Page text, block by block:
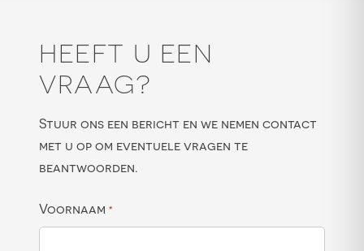
HEEFT U EEN
VRAAG?
Stuur ons een bericht en we nemen contact
met u op om eventuele vragen te
beantwoorden.
Voornaam *